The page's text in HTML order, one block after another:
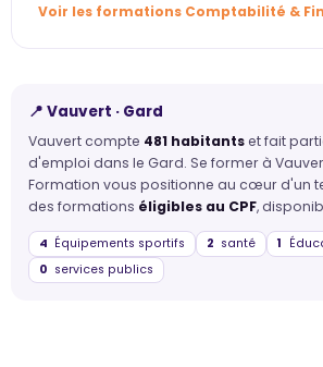
Voir les formations Comptabilité &
📍 Vauvert · Gard
Vauvert compte 481 habitantset fait
d'emploi dans le Gard. Se former à
Formation vous positionne au cœur d'un
des formations éligibles au CPF,
4 Équipements sportifs 2 santé 1
0 services publics